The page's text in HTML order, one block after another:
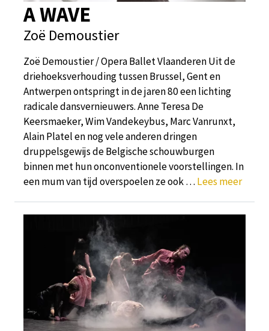
A WAVE
Zoë Demoustier
Zoë Demoustier / Opera Ballet Vlaanderen Uit de
driehoeksverhouding tussen Brussel, Gent en
Antwerpen ontspringt in de jaren 80 een lichting
radicale dansvernieuwers. Anne Teresa De
Keersmaeker, Wim Vandekeybus, Marc Vanrunxt,
Alain Platel en nog vele anderen dringen
druppelsgewijs de Belgische schouwburgen
binnen met hun onconventionele voorstellingen. In
een mum van tijd overspoelen ze ook … Lees meer